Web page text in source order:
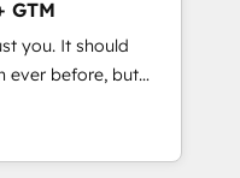
full
Configure
process. Sales,
together. ➤ AI
AI, custom
manual work. ➤
GTM
ever before, but
number.
gap where